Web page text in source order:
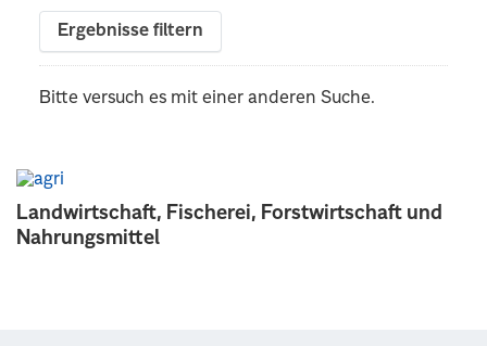
Landwirtschaft, Fischerei, Forstwirtschaft und
Nahrungsmittel
Ergebnisse filtern
Bitte versuch es mit einer anderen Suche.